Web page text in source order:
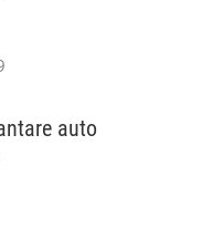
auto